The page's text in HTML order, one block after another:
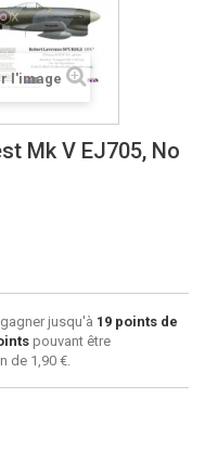
l'image
Mk V EJ705, No
jusqu'à 19 points de
pouvant être
de 1,90 €.